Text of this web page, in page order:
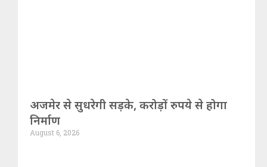
अजमेर से सुधरेगी सड़के, करोड़ों रुपये से होगा
निर्माण
August 6, 2026